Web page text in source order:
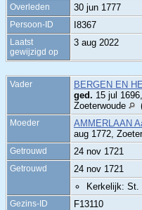
Overleden 30 jun 1777
Persoon-ID I8367
Laatst
gewijzigd op
3 aug 2022
Vader BERGEN EN
ged. 15 jul
Zoeterwoude
Moeder AMMERLAAN
aug 1772,
Getrouwd 24 nov 1721
Getrouwd 24 nov 1721
Kerkelijk: St.
Gezins-ID F13110